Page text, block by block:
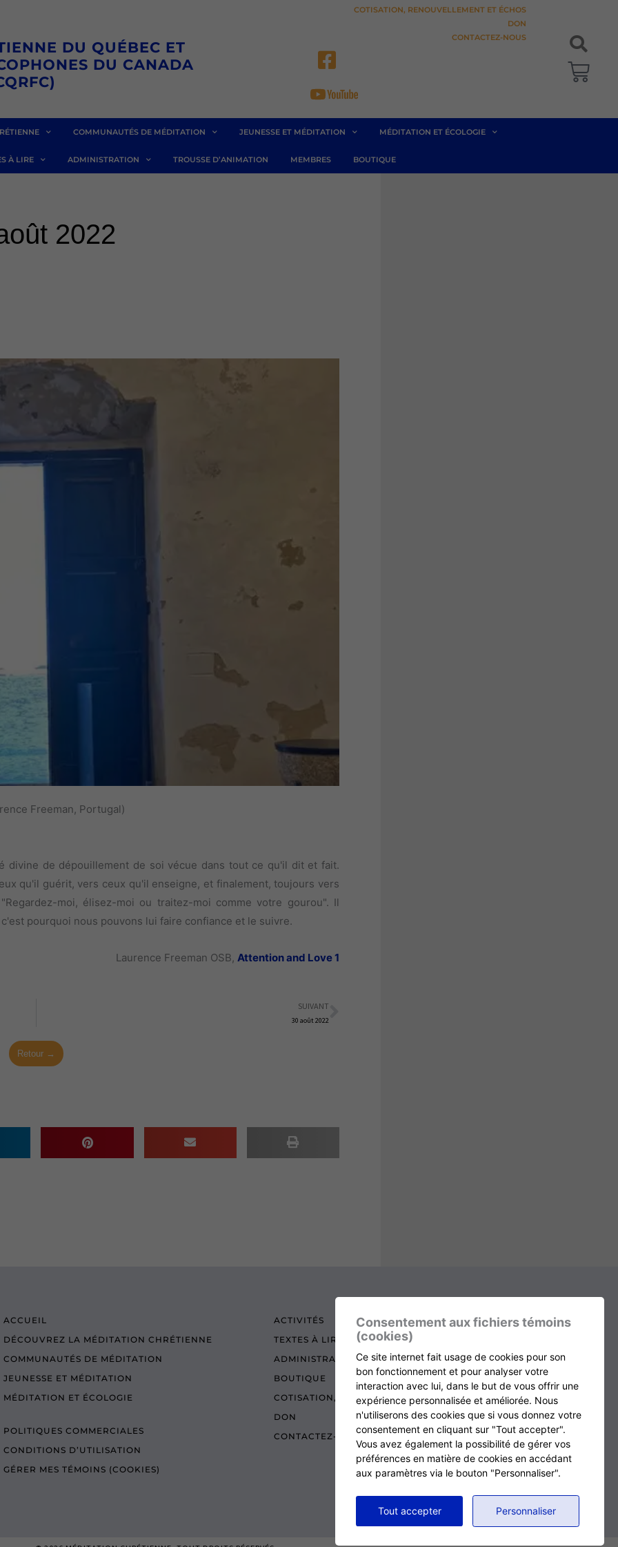
DU QUÉBEC ET
DU CANADA
COTISATION, RENOUVELLEMENT ET ÉCHOS
DON
CONTACTEZ-NOUS
COMMUNAUTÉS DE MÉDITATION JEUNESSE ET MÉDITATION MÉDITATION ET ÉCOLOGIE
À LIRE ADMINISTRATION TROUSSE D’ANIMATION MEMBRES BOUTIQUE
2022
Freeman, Portugal)
divine de dépouillement de soi vécue dans tout ce qu'il dit et fait.
qu'il guérit, vers ceux qu'il enseigne, et finalement, toujours vers
moi, élisez-moi ou traitez-moi comme votre gourou". Il
pourquoi nous pouvons lui faire confiance et le suivre.
Laurence Freeman OSB, Attention and Love 1
SUIVANT
30 août 2022
Retour →
ACCUEIL
DÉCOUVREZ LA MÉDITATION CHRÉTIENNE
COMMUNAUTÉS DE MÉDITATION
JEUNESSE ET MÉDITATION
MÉDITATION ET ÉCOLOGIE
POLITIQUES COMMERCIALES
CONDITIONS D’UTILISATION
GÉRER MES TÉMOINS (COOKIES)
ACTIVITÉS
TEXTES À LIRE
ADMINISTRATION
BOUTIQUE
COTISATION, RENOUVELLEMENT ET ÉCHOS
DON
CONTACTEZ-NOUS
RETOUR AU HAUT DE LA PAGE
Consentement aux fichiers témoins
(cookies)
Ce site internet fait usage de cookies pour son
bon fonctionnement et pour analyser votre
interaction avec lui, dans le but de vous offrir une
expérience personnalisée et améliorée. Nous
n'utiliserons des cookies que si vous donnez votre
consentement en cliquant sur "Tout accepter".
Vous avez également la possibilité de gérer vos
préférences en matière de cookies en accédant
aux paramètres via le bouton "Personnaliser".
Tout accepter Personnaliser